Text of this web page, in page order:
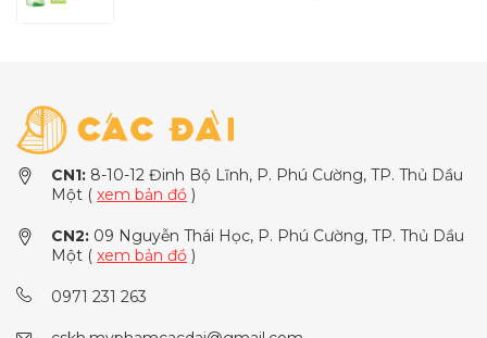
CN1: 8-10-12 Đinh Bộ Lĩnh, P. Phú Cường, TP. Thủ Dầu
Một ( xem bản đồ )
CN2: 09 Nguyễn Thái Học, P. Phú Cường, TP. Thủ Dầu
Một ( xem bản đồ )
0971 231 263